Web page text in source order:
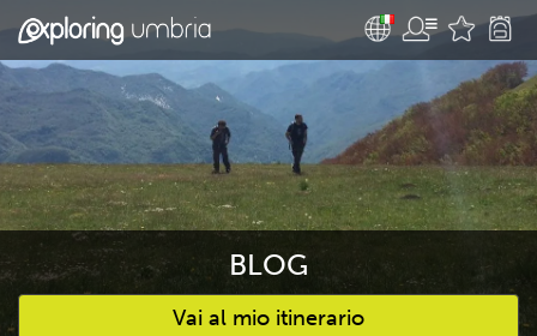
BLOG
Vai al mio itinerario